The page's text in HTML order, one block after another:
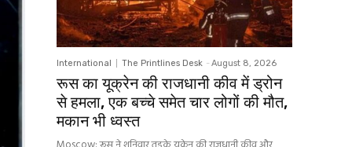
International The Printlines Desk - August 8, 2026
रूस का यूक्रेन की राजधानी कीव में ड्रोन
से हमला, एक बच्चे समेत चार लोगों की मौत,
मकान भी ध्वस्त